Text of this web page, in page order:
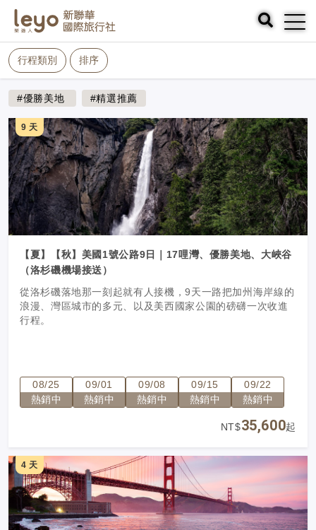
行程類別 排序
#優勝美地 #精選推薦
9 天
【夏】【秋】美國1號公路9⽇｜17哩灣、優勝美地、⼤峽⾕
（洛杉磯機場接送）
從洛杉磯落地那一刻起就有人接機，9天一路把加州海岸線的
浪漫、灣區城市的多元、以及美西國家公園的磅礴一次收進
行程。
08/25
熱銷中
09/01
熱銷中
09/08
熱銷中
09/15
熱銷中
09/22
熱銷中
NT$35,600起
4 天